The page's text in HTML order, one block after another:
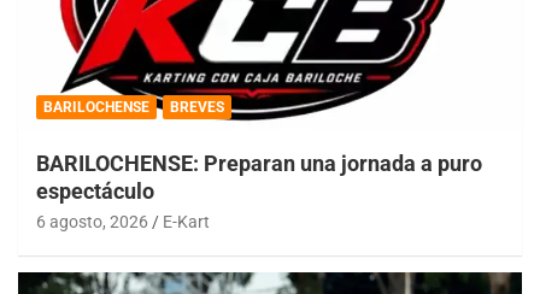
BARILOCHENSE BREVES
BARILOCHENSE: Preparan una jornada a puro
espectáculo
6 agosto, 2026 E-Kart